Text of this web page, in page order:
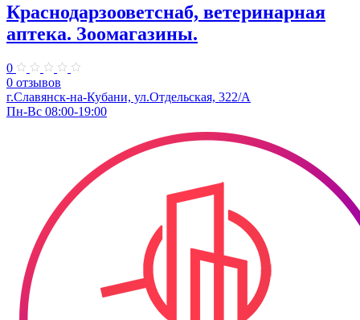
Краснодарзооветснаб, ветеринарная
аптека. Зоомагазины.
0
0 отзывов
г.Славянск-на-Кубани, ул.Отдельская, 322/А
Пн-Вс 08:00-19:00